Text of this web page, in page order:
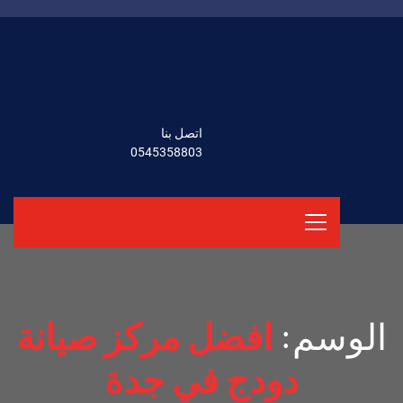
اتصل بنا
0545358803
الوسم: افضل مركز صيانة
دودج في جدة